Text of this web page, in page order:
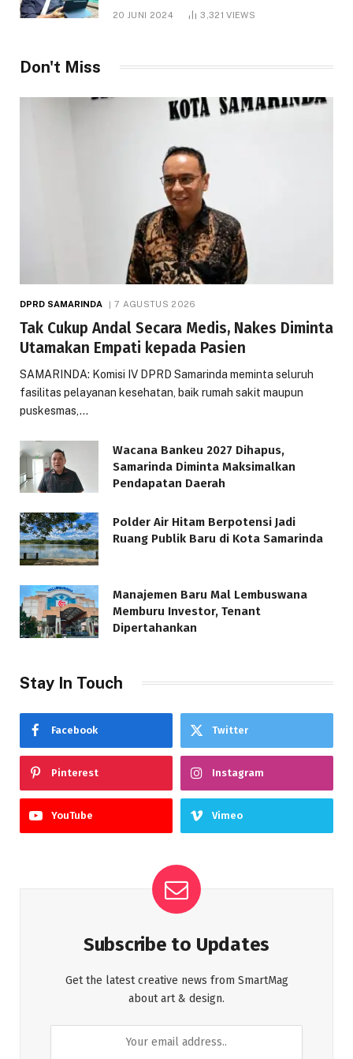
1.000 Hektare
20 JUNI 2024 3,321VIEWS
Don't Miss
DPRD SAMARINDA 7 AGUSTUS 2026
Tak Cukup Andal Secara Medis, Nakes Diminta
Utamakan Empati kepada Pasien
SAMARINDA: Komisi IV DPRD Samarinda meminta seluruh
fasilitas pelayanan kesehatan, baik rumah sakit maupun
puskesmas,…
Wacana Bankeu 2027 Dihapus,
Samarinda Diminta Maksimalkan
Pendapatan Daerah
Polder Air Hitam Berpotensi Jadi
Ruang Publik Baru di Kota Samarinda
Manajemen Baru Mal Lembuswana
Memburu Investor, Tenant
Dipertahankan
Stay In Touch
Facebook Twitter
Pinterest Instagram
YouTube Vimeo
Subscribe to Updates
Get the latest creative news from SmartMag
about art & design.